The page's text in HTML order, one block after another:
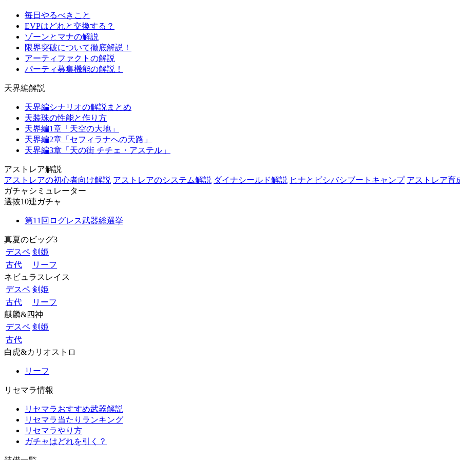
毎日やるべきこと
EVPはどれと交換する？
ゾーンとマナの解説
限界突破について徹底解説！
アーティファクトの解説
パーティ募集機能の解説！
天界編解説
天界編シナリオの解説まとめ
天装珠の性能と作り方
天界編1章「天空の大地」
天界編2章「セフィラナへの天路」
天界編3章「天の街 チチェ・アステル」
アストレア解説
アストレアの初心者向け解説 アストレアのシステム解説 ダイナシールド解説 ヒナとビシバシブートキャンプ アストレア育
ガチャシミュレーター
選抜10連ガチャ
第11回ログレス武器総選挙
真夏のビッグ3
デスペ 剣姫
古代
リーフ
ネビュラスレイス
デスペ 剣姫
古代
リーフ
麒麟&四神
デスペ 剣姫
古代
白虎&カリオストロ
リーフ
リセマラ情報
リセマラおすすめ武器解説
リセマラ当たりランキング
リセマラやり方
ガチャはどれを引く？